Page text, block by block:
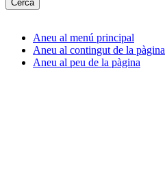
Aneu al menú principal
Aneu al contingut de la pàgina
Aneu al peu de la pàgina